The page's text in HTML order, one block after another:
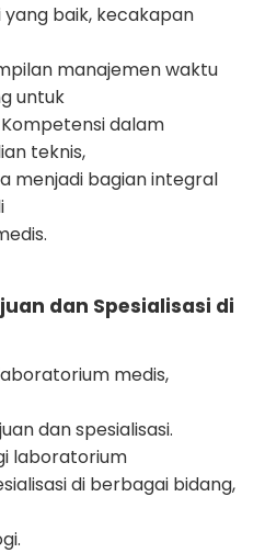
baik, kecakapan
manajemen waktu
untuk
dalam
teknis,
menjadi bagian integral
dan Spesialisasi di
medis,
dan spesialisasi.
laboratorium
di berbagai bidang,